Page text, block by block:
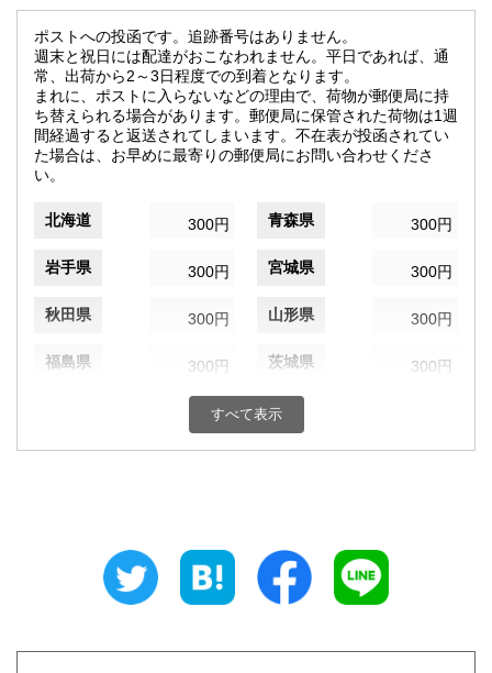
ポストへの投函です。追跡番号はありません。
週末と祝日には配達がおこなわれません。平日であれば、通
常、出荷から2～3日程度での到着となります。
まれに、ポストに入らないなどの理由で、荷物が郵便局に持
ち替えられる場合があります。郵便局に保管された荷物は1週
間経過すると返送されてしまいます。不在表が投函されてい
た場合は、お早めに最寄りの郵便局にお問い合わせくださ
い。
北海道 300円 青森県 300円
岩手県 300円 宮城県 300円
秋田県 300円 山形県 300円
福島県 300円 茨城県 300円
300円 群馬県
埼玉県 千葉県
300円 富山県
300円 福井県
300円 300円
すべて表示